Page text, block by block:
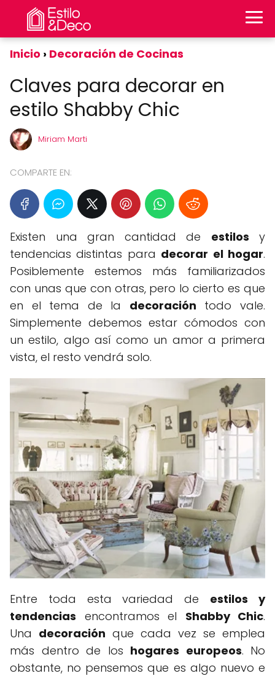
Inicio Decoración de Cocinas
Claves para decorar en
estilo Shabby Chic
Miriam Marti
COMPARTE EN:
Existen una gran cantidad de estilos y
tendencias distintas para decorar el hogar.
Posiblemente estemos más familiarizados
con unas que con otras, pero lo cierto es que
en el tema de la decoración todo vale.
Simplemente debemos estar cómodos con
un estilo, algo así como un amor a primera
vista, el resto vendrá solo.
Entre toda esta variedad de estilos y
tendencias encontramos el Shabby Chic.
Una decoración que cada vez se emplea
más dentro de los hogares europeos. No
obstante, no pensemos que es algo nuevo e